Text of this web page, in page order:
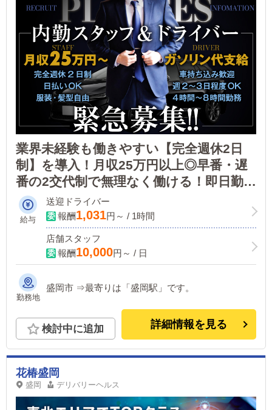
業界未経験も働きやすい【完全週休2日
制】を導入！月収25万円以上◎早番・遅
番の2交代制で無理なく働ける！即日勤務
も相談可☆ひたむきに頑張る貴方を応援
します！
給与
送迎ドライバー
報酬1,031円～ / 1時間
店舗スタッフ
報酬10,000円～ / 日
勤務地
盛岡市 ⇒最寄りは「盛岡駅」です。
検討中に追加 詳細情報を見る
花椿盛岡
盛岡 デリバリーヘルス